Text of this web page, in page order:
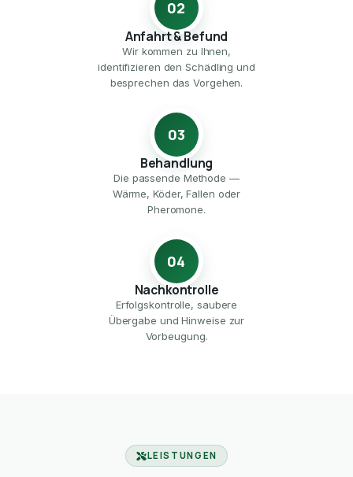
02
Anfahrt & Befund
Wir kommen zu Ihnen,
identifizieren den Schädling und
besprechen das Vorgehen.
03
Behandlung
Die passende Methode —
Wärme, Köder, Fallen oder
Pheromone.
04
Nachkontrolle
Erfolgskontrolle, saubere
Übergabe und Hinweise zur
Vorbeugung.
LEISTUNGEN